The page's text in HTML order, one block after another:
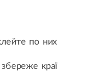
по них
краї